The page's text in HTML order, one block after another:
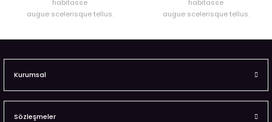
habitasse
augue scelerisque tellus.
habitasse
augue scelerisque tellus.
Kurumsal
Sözleşmeler